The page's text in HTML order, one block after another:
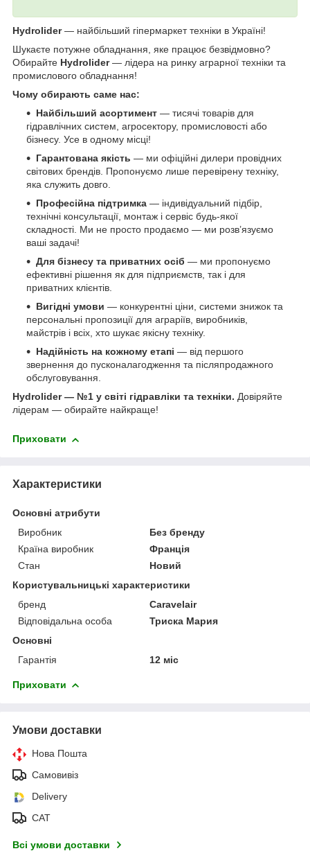
Hydrolider— найбільший гіпермаркет техніки в Україні!
Шукаєте потужне обладнання, яке працює безвідмовно?
Обирайте Hydrolider— лідера на ринку аграрної техніки та
промислового обладнання!
Чому обирають саме нас:
Найбільший асортимент — тисячі товарів для
гідравлічних систем, агросектору, промисловості або
бізнесу. Усе в одному місці!
Гарантована якість — ми офіційні дилери провідних
світових брендів. Пропонуємо лише перевірену техніку,
яка служить довго.
Професійна підтримка — індивідуальний підбір,
технічні консультації, монтаж і сервіс будь-якої
складності. Ми не просто продаємо — ми розв’язуємо
ваші задачі!
Для бізнесу та приватних осіб — ми пропонуємо
ефективні рішення як для підприємств, так і для
приватних клієнтів.
Вигідні умови — конкурентні ціни, системи знижок та
персональні пропозиції для аграріїв, виробників,
майстрів і всіх, хто шукає якісну техніку.
Надійність на кожному етапі — від першого
звернення до пусконалагодження та післяпродажного
обслуговування.
Hydrolider — №1 у світі гідравліки та техніки. Довіряйте
лідерам — обирайте найкраще!
Приховати
Характеристики
Основні атрибути
Виробник
Без бренду
Країна виробник
Франція
Стан
Новий
Користувальницькі характеристики
бренд
Caravelair
Відповідальна особа
Триска Мария
Основні
Гарантія
12 міс
Приховати
Умови доставки
Нова Пошта
Самовивіз
Delivery
САТ
Всі умови доставки